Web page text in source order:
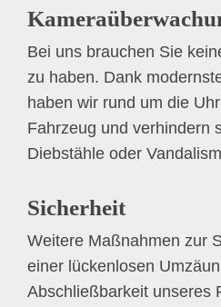
Bei uns brauchen Sie
zu haben. Dank
haben wir rund um die
Fahrzeug und verhindern
Diebstähle oder
Sicherheit
Weitere Maßnahmen zur
einer lückenlosen
Abschließbarkeit unseres